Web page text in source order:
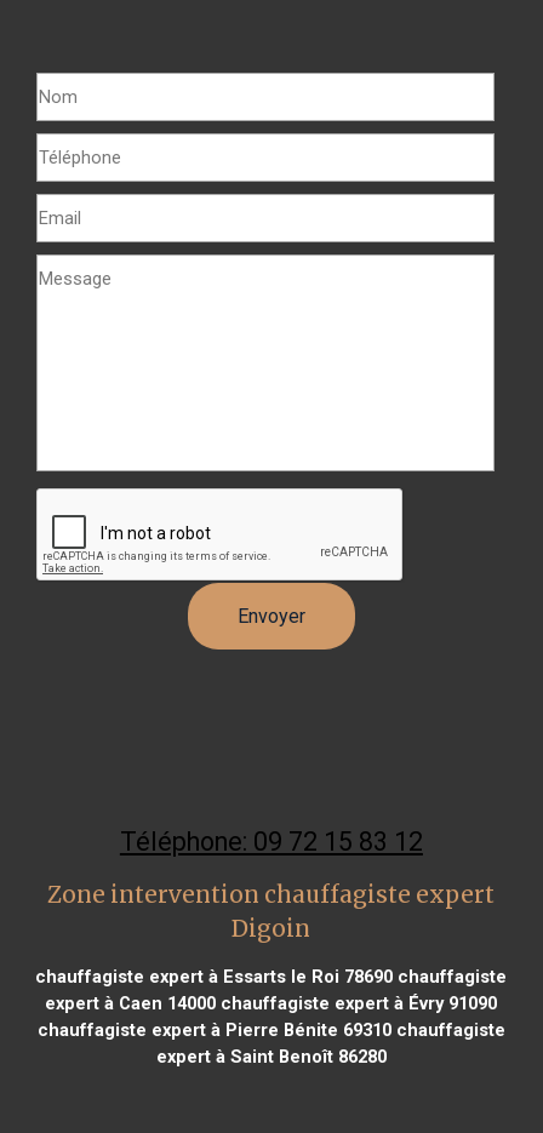
Téléphone: 09 72 15 83 12
Zone intervention chauffagiste expert
Digoin
chauffagiste expert à Essarts le Roi 78690 chauffagiste
expert à Caen 14000 chauffagiste expert à Évry 91090
chauffagiste expert à Pierre Bénite 69310chauffagiste
expert à Saint Benoît 86280